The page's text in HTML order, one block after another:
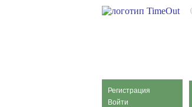
Регистрация
Войти